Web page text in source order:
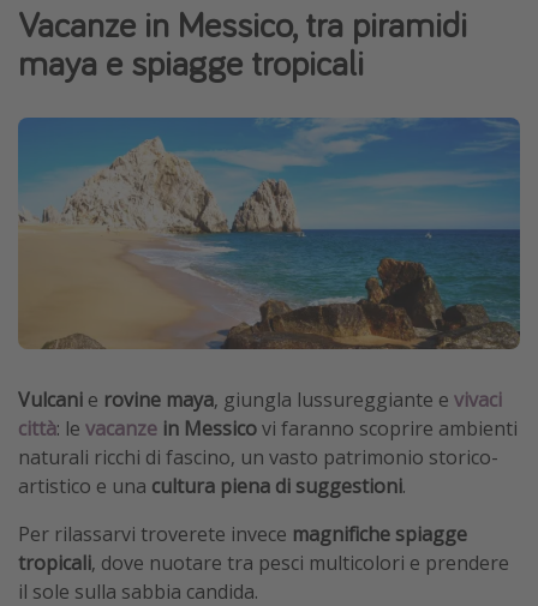
Vacanze al mare
Viaggi per single
Altri argomenti
Travel magazine
Calendario di viaggio
Festività del 2026
Vacanze in Messico, tra piramidi
maya e spiagge tropicali
Vulcani e rovine maya, giungla lussureggiante e vivaci
città: le vacanze in Messicovi faranno scoprire ambienti
naturali ricchi di fascino, un vasto patrimonio storico-
artistico e una cultura piena di suggestioni.
Per rilassarvi troverete invece magnifiche spiagge
tropicali, dove nuotare tra pesci multicolori e prendere
il sole sulla sabbia candida.